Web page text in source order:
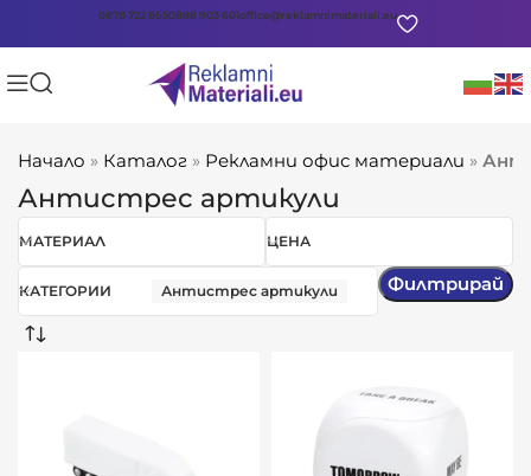
0878 722 8650888 903 601office@reklamnimateriali.eu
Начало » Каталог » Рекламни офис материали »
Антистрес артикули
МАТЕРИАЛ ЦЕНА
КАТЕГОРИИ Антистрес артикули Филтрирай